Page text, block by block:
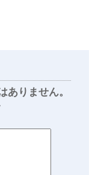
ありません。